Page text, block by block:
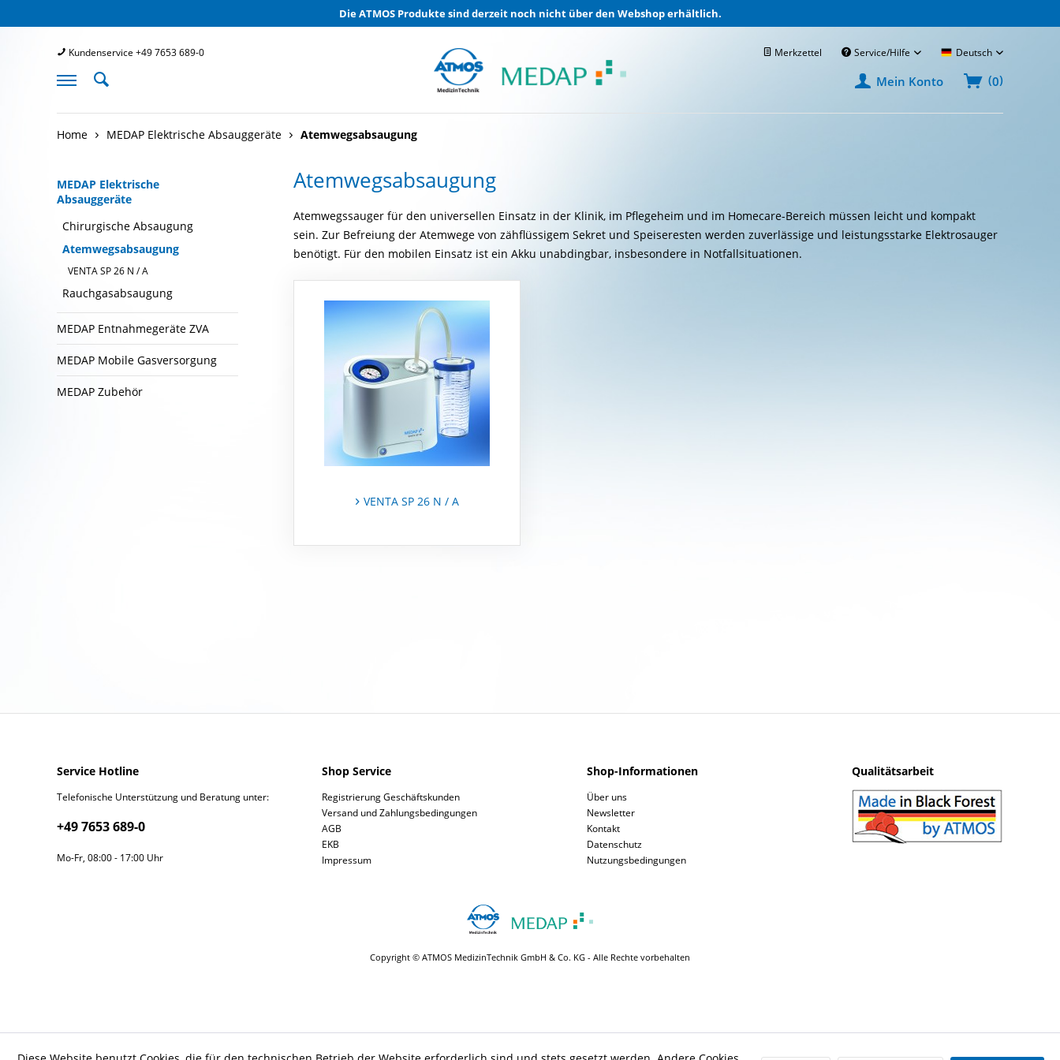
Die ATMOS Produkte sind derzeit noch nicht über den Webshop erhältlich.
Kundenservice +49 7653 689-0 Merkzettel Service/Hilfe Deutsch
Mein Konto (0)
Home MEDAP Elektrische Absauggeräte Atemwegsabsaugung
MEDAP Elektrische
Absauggeräte
Chirurgische Absaugung
Atemwegsabsaugung
VENTA SP 26 N / A
Rauchgasabsaugung
MEDAP Entnahmegeräte ZVA
MEDAP Mobile Gasversorgung
MEDAP Zubehör
Atemwegsabsaugung
Atemwegssauger für den universellen Einsatz in der Klinik, im Pflegeheim und im Homecare-Bereich müssen leicht und kompakt
sein. Zur Befreiung der Atemwege von zähflüssigem Sekret und Speiseresten werden zuverlässige und leistungsstarke Elektrosauger
benötigt. Für den mobilen Einsatz ist ein Akku unabdingbar, insbesondere in Notfallsituationen.
VENTA SP 26 N / A
Service Hotline
Telefonische Unterstützung und Beratung unter:
+49 7653 689-0
Mo-Fr, 08:00 - 17:00 Uhr
Shop Service
Registrierung Geschäftskunden
Versand und Zahlungsbedingungen
AGB
EKB
Impressum
Shop-Informationen
Über uns
Newsletter
Kontakt
Datenschutz
Nutzungsbedingungen
Qualitätsarbeit
Copyright © ATMOS MedizinTechnik GmbH & Co. KG - Alle Rechte vorbehalten